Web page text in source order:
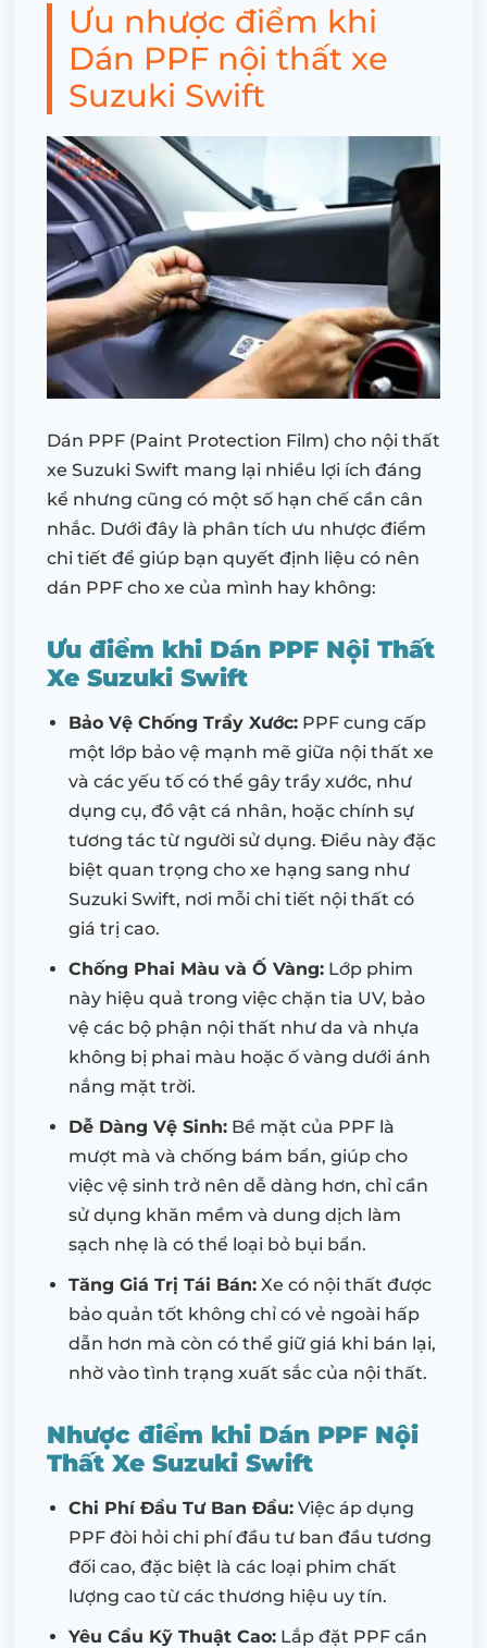
Ưu nhược điểm khi
Dán PPF nội thất xe
Suzuki Swift
Dán PPF (Paint Protection Film) cho nội thất
xe Suzuki Swift mang lại nhiều lợi ích đáng
kể nhưng cũng có một số hạn chế cần cân
nhắc. Dưới đây là phân tích ưu nhược điểm
chi tiết để giúp bạn quyết định liệu có nên
dán PPF cho xe của mình hay không:
Ưu điểm khi Dán PPF Nội Thất
Xe Suzuki Swift
Bảo Vệ Chống Trầy Xước: PPF cung cấp
một lớp bảo vệ mạnh mẽ giữa nội thất xe
và các yếu tố có thể gây trầy xước, như
dụng cụ, đồ vật cá nhân, hoặc chính sự
tương tác từ người sử dụng. Điều này đặc
biệt quan trọng cho xe hạng sang như
Suzuki Swift, nơi mỗi chi tiết nội thất có
giá trị cao.
Chống Phai Màu và Ố Vàng: Lớp phim
này hiệu quả trong việc chặn tia UV, bảo
vệ các bộ phận nội thất như da và nhựa
không bị phai màu hoặc ố vàng dưới ánh
nắng mặt trời.
Dễ Dàng Vệ Sinh: Bề mặt của PPF là
mượt mà và chống bám bẩn, giúp cho
việc vệ sinh trở nên dễ dàng hơn, chỉ cần
sử dụng khăn mềm và dung dịch làm
sạch nhẹ là có thể loại bỏ bụi bẩn.
Tăng Giá Trị Tái Bán: Xe có nội thất được
bảo quản tốt không chỉ có vẻ ngoài hấp
dẫn hơn mà còn có thể giữ giá khi bán lại,
nhờ vào tình trạng xuất sắc của nội thất.
Nhược điểm khi Dán PPF Nội
Thất Xe Suzuki Swift
Chi Phí Đầu Tư Ban Đầu: Việc áp dụng
PPF đòi hỏi chi phí đầu tư ban đầu tương
đối cao, đặc biệt là các loại phim chất
lượng cao từ các thương hiệu uy tín.
Yêu Cầu Kỹ Thuật Cao: Lắp đặt PPF cần